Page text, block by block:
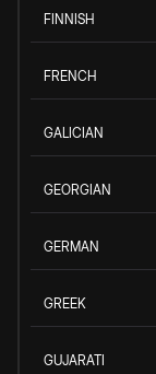
FINNISH
FRENCH
GALICIAN
GEORGIAN
GERMAN
GREEK
GUJARATI